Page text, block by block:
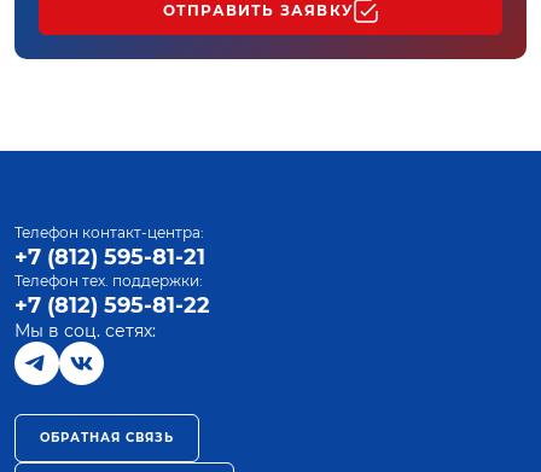
ОТПРАВИТЬ ЗАЯВКУ
Телефон контакт-центра:
+7 (812) 595-81-21
Телефон тех. поддержки:
+7 (812) 595-81-22
Мы в соц. сетях:
ОБРАТНАЯ СВЯЗЬ